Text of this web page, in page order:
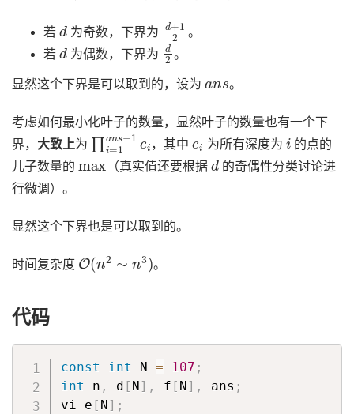
若
d
为奇数，下界为
d+1
。
若
d
为偶数，下界为
d2
。
显然这个下界是可以取到的，设为 。
考虑如何最小化叶子的数量，显然叶子的数量也有一个下
界， 大致上为
∏i=1an 1ci
，其中 为所有深度为
i
的点的
儿子数量的
max
（真实值还要根据
d
的奇偶性分类讨论进
行微调）。
显然这个下界也是可以取到的。
时间复杂度
O( 2 )
。
代码
const int N = 107 ;
int n , d [ N] , f [ N] , ans ;
vi e [ N] ;